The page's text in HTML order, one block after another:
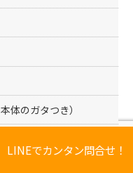
体のガタつき）
LINEでカンタン問合せ！